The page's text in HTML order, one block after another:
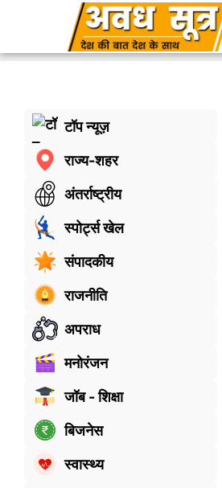
टॉप न्यूज़
राज्य-शहर
अंतर्राष्ट्रीय
स्पोर्ट्स खेल
संपादकीय
राजनीति
अपराध
मनोरंजन
जॉब - शिक्षा
बिजनेस
स्वास्थ्य